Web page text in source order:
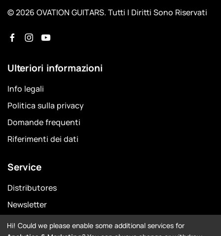
© 2026 OVATION GUITARS. Tutti I Diritti Sono Riservati
Ulteriori informazioni
Info legali
Politica sulla privacy
Domande frequenti
Riferimenti dei dati
Service
Distributores
Newsletter
Garanzia
Hi! Could we please enable some additional services for